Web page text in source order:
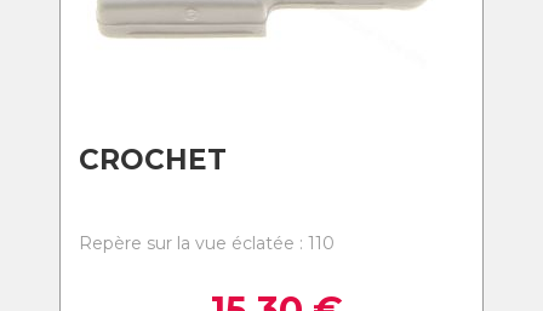
CROCHET
Repère sur la vue éclatée : 110